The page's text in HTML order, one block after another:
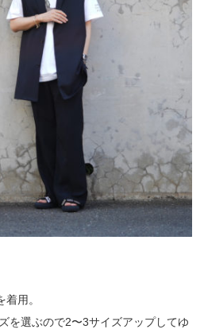
用。
を選ぶので2〜3サイズアップしてゆ